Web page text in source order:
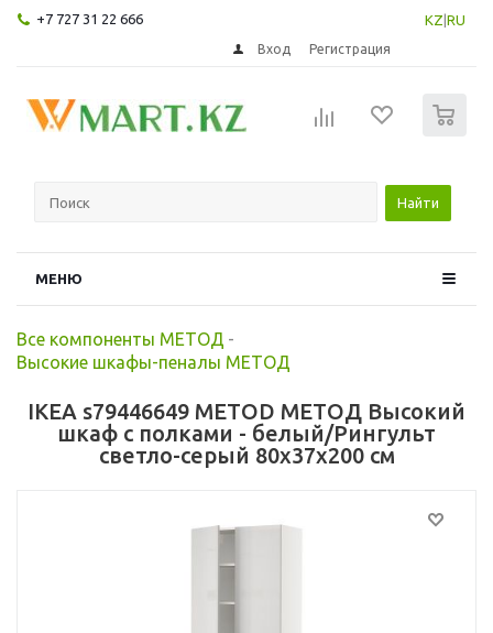
+7 727 31 22 666 KZ RU
Вход Регистрация
Найти
МЕНЮ
Все компоненты МЕТОД -
Высокие шкафы-пеналы МЕТОД
IKEA s79446649 METOD МЕТОД Высокий
шкаф с полками - белый/Рингульт
светло-серый 80x37x200 см